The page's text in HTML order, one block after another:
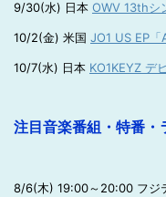
9/30(水) 日本 OWV 13thシ
10/2(金) 米国 JO1 US EP「
10/7(水) 日本 KO1KEYZ デ
注目音楽番組・特番・
8/6(木) 19:00～20:00 フジ